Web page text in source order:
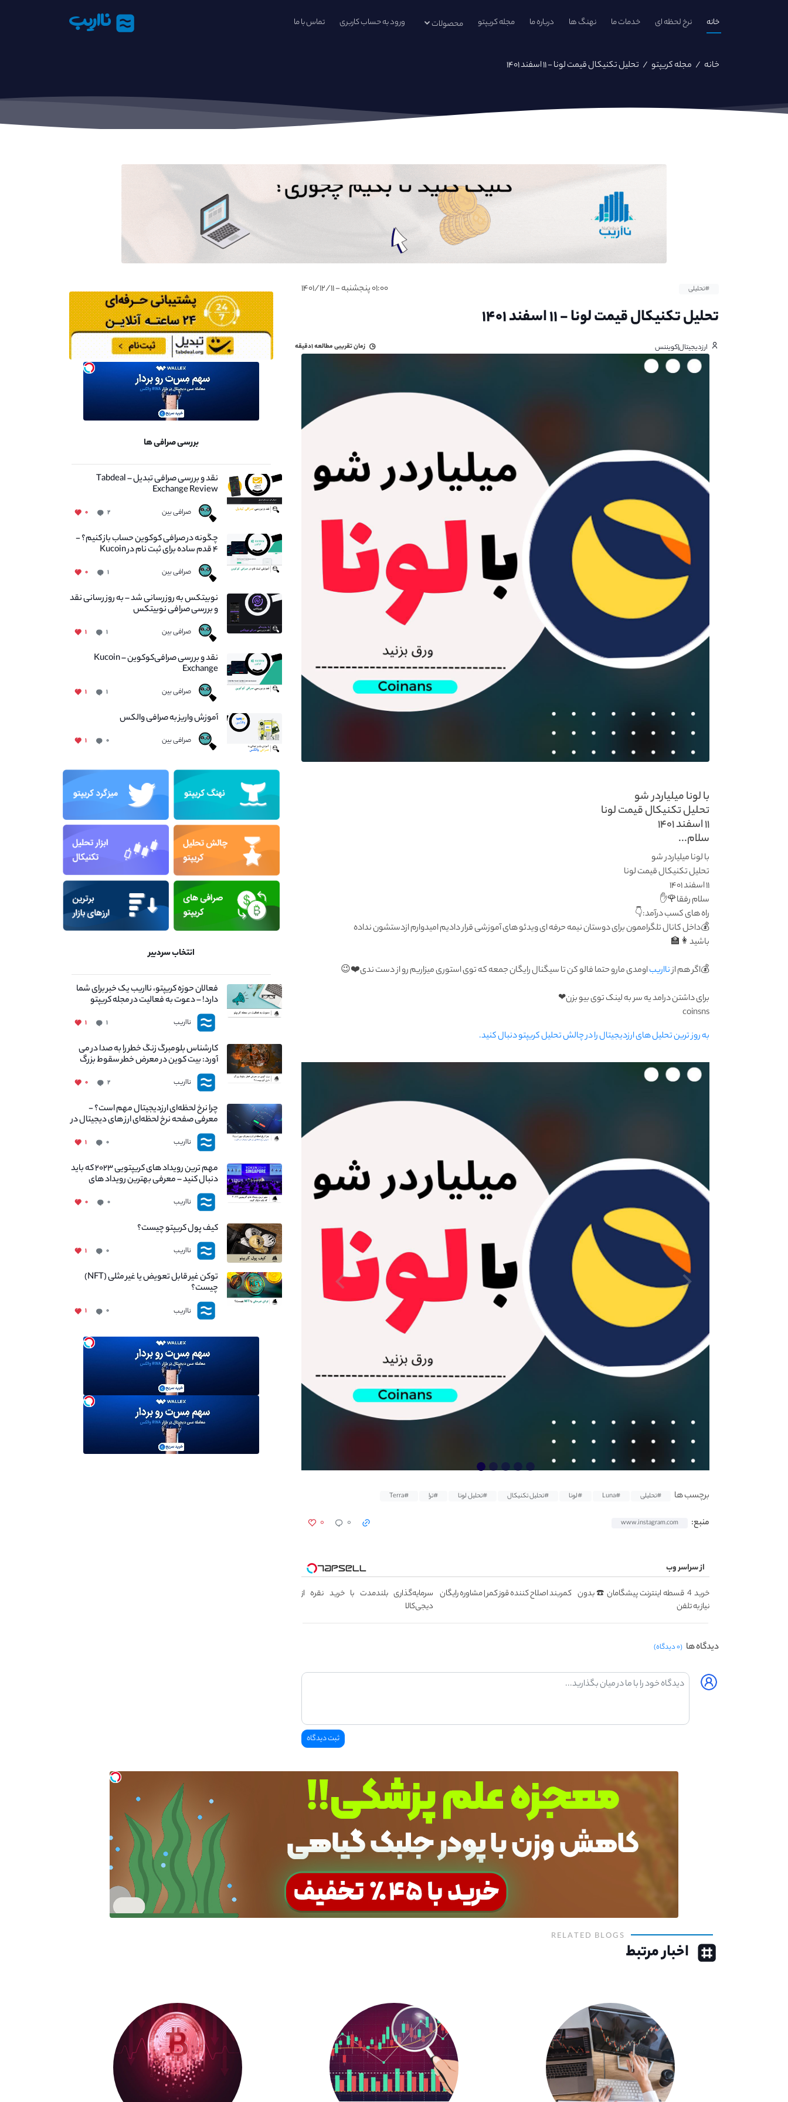
خانه نرخ لحظه ای خدمات ما نهنگ ها درباره ما مجله کریپتو محصولات ورود به حساب کاربری تماس با ما نااریب
خانه / مجله کریپتو / تحلیل تکنیکال قیمت لونا - ۱۱ اسفند ۱۴۰۱
#تحلیلی ۰۱:۰۰ پنجشنبه - ۱۴۰۱/۱۲/۱۱
تحلیل تکنیکال قیمت لونا - ۱۱ اسفند ۱۴۰۱
ارزدیجیتال|کویننس زمان تقریبی مطالعه۱دقیقه
با لونا میلیاردر شو
تحلیل تکنیکال قیمت لونا
۱۱ اسفند ۱۴۰۱
سلام...
با لونا میلیاردر شو
تحلیل تکنیکال قیمت لونا
۱۱ اسفند ۱۴۰۱
سلام رفقا🌹✋
راه های کسب درآمد:👇
💰داخل کانال تلگراممون برای دوستان نیمه حرفه ای ویدئو های آموزشی قرار دادیم امیدوارم ازدستشون نداده
باشید👩‍🏫
💰اگر هم ازنااریباومدی مارو حتما فالو کن تا سیگنال رایگان جمعه که توی استوری میزاریم رو از دست ندی❤️😉
برای داشتن درامد یه سر به لینک توی بیو بزن❤
coinsns
به روز ترین تحلیل های ارزدیجیتال را در چالش تحلیل کریپتو دنبال کنید.
برچسب ها #تحلیلی #Luna #لونا #تحلیل تکنیکال #تحلیل لونا #ترا #Terra
منبع: www.instagram.com ۰ ۰
از سراسر وب
خرید 4 قسطه اینترنت پیشگامان ☎️ بدون
نیاز به تلفن
کمربند اصلاح کننده قوز کمر | مشاوره رایگان سرمایه‌گذاری بلندمدت با خرید نقره از
دیجی‌کالا
دیدگاه ها (۰ دیدگاه)
بررسی صرافی ها
نقد و بررسی صرافی تبدیل – Tabdeal
Exchange Review
صرافی بین ۲ ۰
چگونه در صرافی کوکوین حساب باز کنیم؟ -
۴ قدم ساده برای ثبت نام در Kucoin
صرافی بین ۱ ۰
نوبیتکس به روزرسانی شد – به روز رسانی نقد
و بررسی صرافی نوبیتکس
صرافی بین ۱ ۱
نقد و بررسی صرافی‌کوکوین – Kucoin
Exchange
صرافی بین ۱ ۱
آموزش واریز به صرافی والکس
صرافی بین ۰ ۱
انتخاب سردبیر
فعالان حوزه کریپتو، نااریب یک خبر برای شما
دارد! – دعوت به فعالیت در مجله کریپتو
نااریب ۱ ۱
کارشناس بلومبرگ زنگ خطر را به صدا در می
آورد: بیت کوین در معرض خطر سقوط بزرگ
است - دلیل آن چیست؟
نااریب ۲ ۰
چرا نرخ لحظه‌ای ارزدیجیتال مهم است؟ -
معرفی صفحه نرخ لحظه‌ای ارز های دیجیتال در
نااریب
نااریب ۰ ۱
مهم ترین رویداد های کریپتویی ۲۰۲۳ که باید
دنبال کنید – معرفی بهترین رویداد های
جهانی
نااریب ۰ ۰
کیف پول کریپتو چیست؟
نااریب ۰ ۱
توکن غیر قابل تعویض یا غیر مثلی (NFT)
چیست؟
نااریب ۰ ۱
RELATED BLOGS
اخبار مرتبط